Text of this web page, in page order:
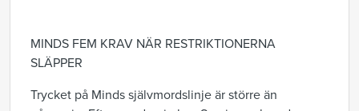
MINDS FEM KRAV NÄR RESTRIKTIONERNA
SLÄPPER
Trycket på Minds självmordslinje är större än